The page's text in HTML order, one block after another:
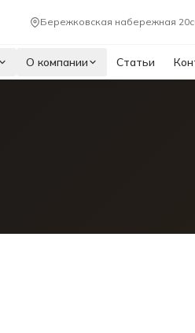
Бережковская набережная
О компании Статьи